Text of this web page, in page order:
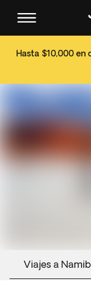
Hasta $10,000 en
Viajes a